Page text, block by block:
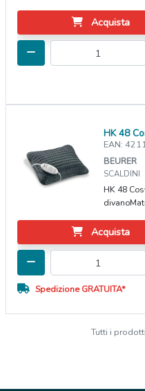
Acquista
HK 48
EAN:
BEURER
SCALDINI
HK 48
Acquista
Spedizione GRATUITA*
Tutti i